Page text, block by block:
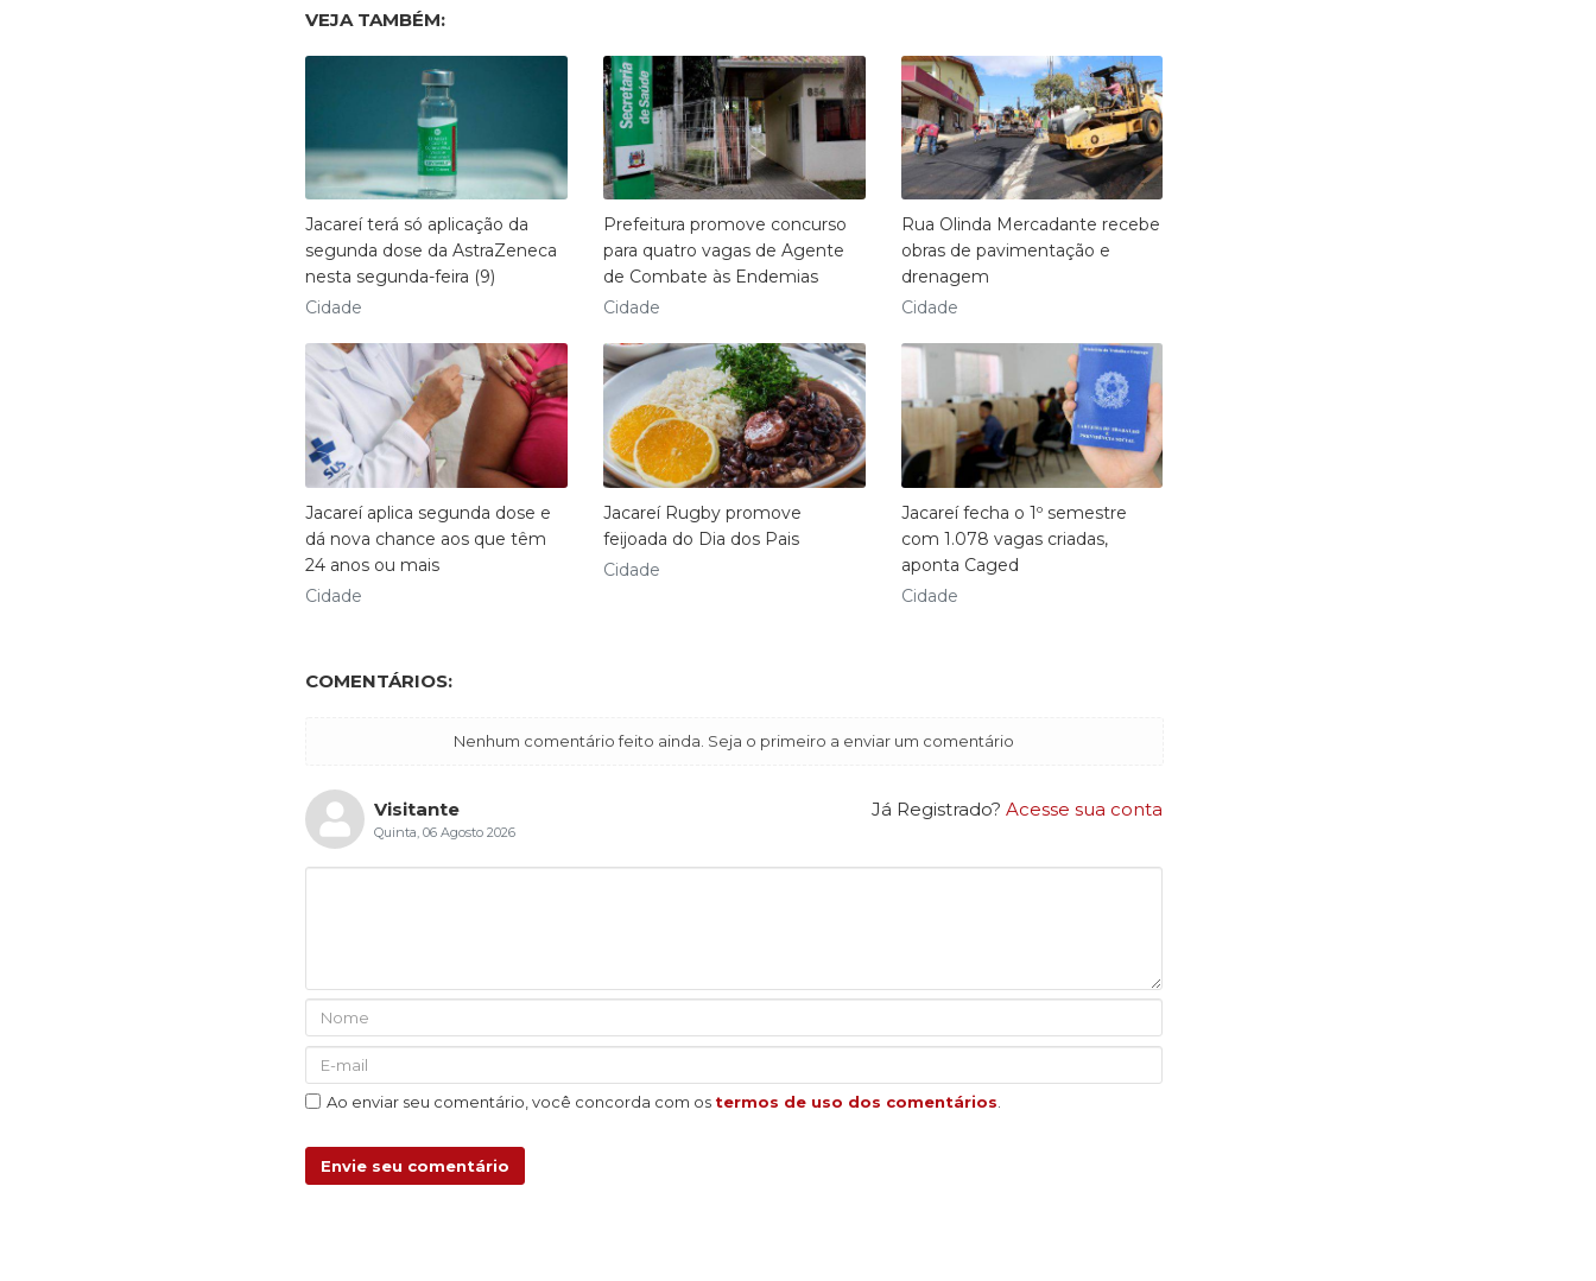
VEJA TAMBÉM:
Jacareí terá só aplicação da
segunda dose da AstraZeneca
nesta segunda-feira (9)
Cidade
Prefeitura promove concurso
para quatro vagas de Agente
de Combate às Endemias
Cidade
Rua Olinda Mercadante recebe
obras de pavimentação e
drenagem
Cidade
Jacareí aplica segunda dose e
dá nova chance aos que têm
24 anos ou mais
Cidade
Jacareí Rugby promove
feijoada do Dia dos Pais
Cidade
Jacareí fecha o 1º semestre
com 1.078 vagas criadas,
aponta Caged
Cidade
COMENTÁRIOS:
Nenhum comentário feito ainda. Seja o primeiro a enviar um comentário
Já Registrado? Acesse sua conta
Visitante
Quinta, 06 Agosto 2026
Ao enviar seu comentário, você concorda com os termos de uso dos comentários
Envie seu comentário